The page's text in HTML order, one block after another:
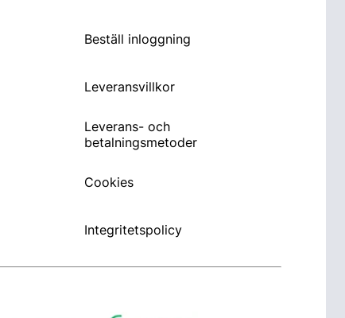
Beställ inloggning
Leveransvillkor
Leverans- och
betalningsmetoder
Cookies
Integritetspolicy